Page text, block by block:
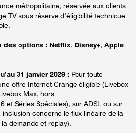
métropolitaine, réservée aux clients
TV sous réserve d’éligibilité technique
des options : Netflix, Disney+, Apple
31 janvier 2029 : Pour toute
offre Internet Orange éligible (Livebox
Max, hors
et Séries Spéciales), sur ADSL ou sur
inclusion concerne le flux linéaire de la
demande et replay).